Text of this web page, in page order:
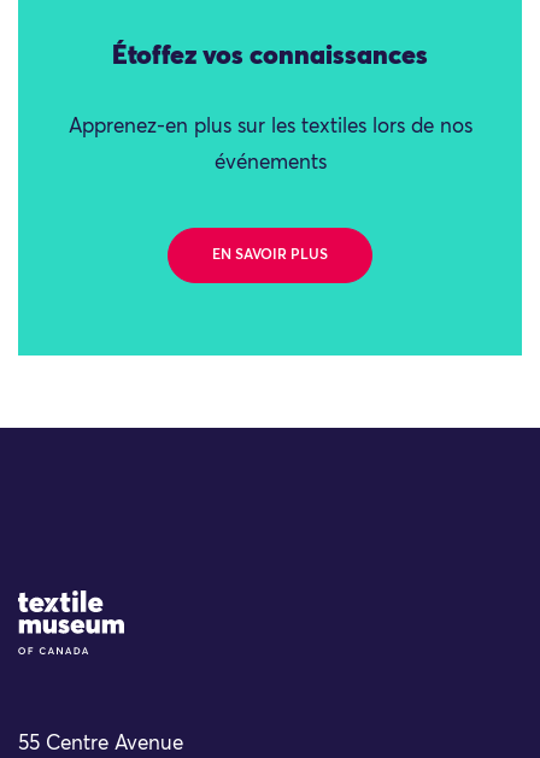
Étoffez vos connaissances
Apprenez-en plus sur les textiles lors de nos
événements
EN SAVOIR PLUS
Site Logo
55 Centre Avenue